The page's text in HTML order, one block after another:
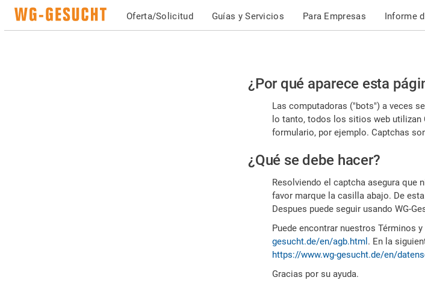
Oferta/Solicitud Guías y Servicios Para Empresas Informe
Por
favor,
confirme
es
humano
¿Por qué aparece esta
Las computadoras ("bots") a veces
lo tanto, todos los sitios web utilizan
formulario, por ejemplo. Captchas
¿Qué se debe hacer?
Resolviendo el captcha asegura
favor marque la casilla abajo. De
Despues puede seguir usando WG-
Puede encontrar nuestros Términos
gesucht.de/en/agb.html . En la
https://www.wg-gesucht.de/en/
Gracias por su ayuda.